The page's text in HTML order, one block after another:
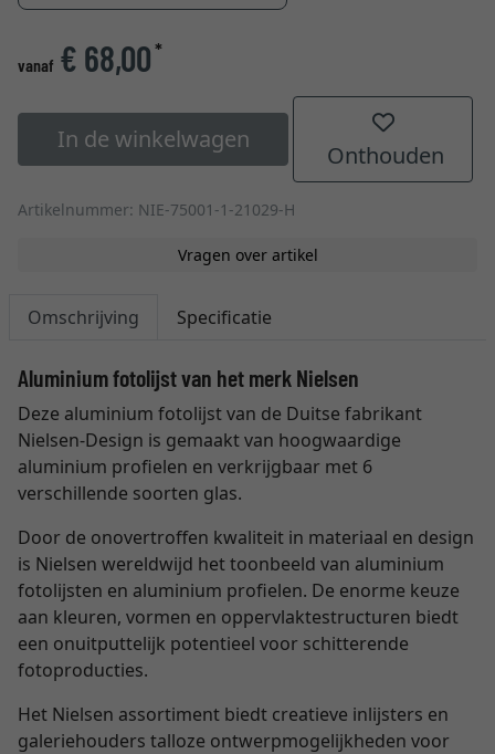
vanaf € 68,00*
In de winkelwagen
Onthouden
Artikelnummer: NIE-75001-1-21029-H
Vragen over artikel
Omschrijving Specificatie
Aluminium fotolijst van het merk Nielsen
Deze aluminium fotolijst van de Duitse fabrikant
Nielsen-Design is gemaakt van hoogwaardige
aluminium profielen en verkrijgbaar met 6
verschillende soorten glas.
Door de onovertroffen kwaliteit in materiaal en design
is Nielsen wereldwijd het toonbeeld van aluminium
fotolijsten en aluminium profielen. De enorme keuze
aan kleuren, vormen en oppervlaktestructuren biedt
een onuitputtelijk potentieel voor schitterende
fotoproducties.
Het Nielsen assortiment biedt creatieve inlijsters en
galeriehouders talloze ontwerpmogelijkheden voor